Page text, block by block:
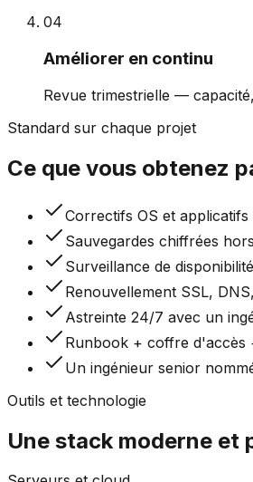
04
Améliorer en continu
Revue trimestrielle —
Standard sur chaque projet
Ce que vous obtenez
Correctifs OS et
Sauvegardes chiffrées
Surveillance de
Renouvellement SSL,
Astreinte 24/7 avec un
Runbook + coffre d'accès
Un ingénieur senior
Outils et technologie
Une stack moderne et